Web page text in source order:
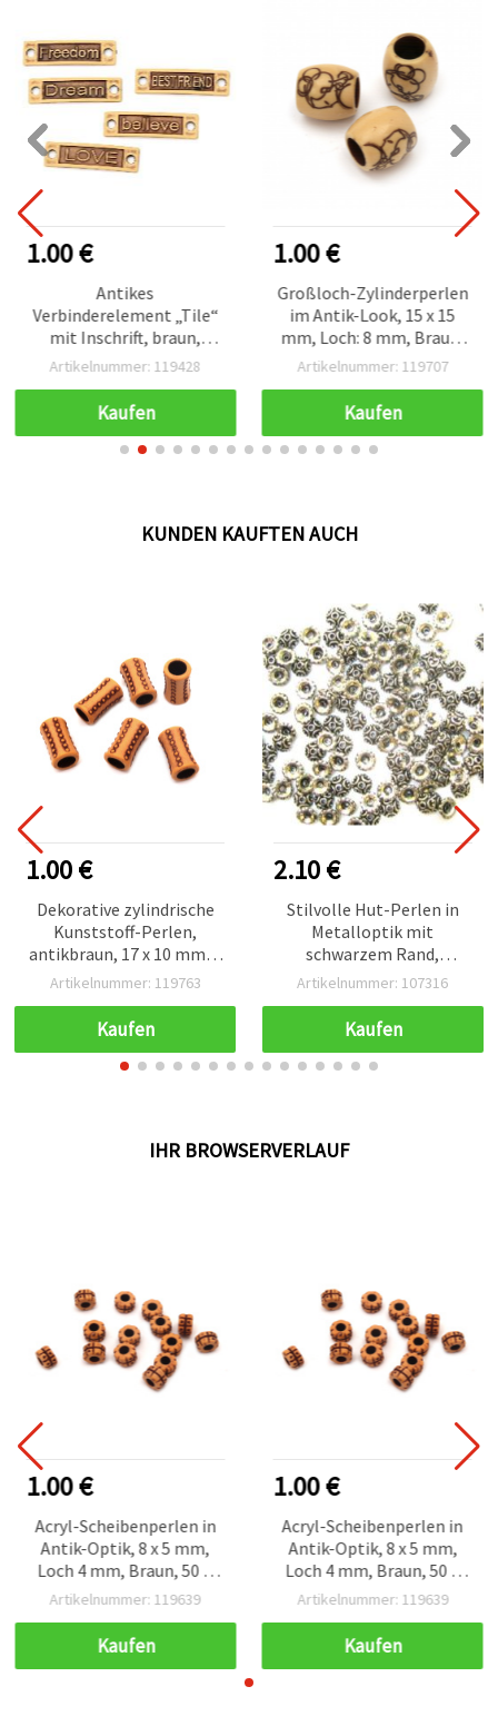
1.00 €
Antikes
Verbinderelement „Tile“
mit Inschrift, braun,
36×10×2 mm, Loch 3 mm
Artikelnummer: 119428
Kaufen
1.00 €
Großloch-Zylinderperlen
im Antik-Look, 15 x 15
mm, Loch: 8 mm, Braun,
50 g (ca. 31 Stk.)
Artikelnummer: 119707
Kaufen
KUNDEN KAUFTEN AUCH
1.00 €
Dekorative zylindrische
Kunststoff-Perlen,
antikbraun, 17 x 10 mm, 6
mm Loch (Großloch), 50 g
Makramee und
Ethno-/Boho-
Dekorationen
Artikelnummer: 119763
Kaufen
2.10 €
Stilvolle Hut-Perlen in
Metalloptik mit
schwarzem Rand,
silberfarben, 7 mm –
elegante DIY-
Schmuckgestaltung &
kreative Bastelideen
Artikelnummer: 107316
Kaufen
IHR BROWSERVERLAUF
1.00 €
Acryl-Scheibenperlen in
Antik-Optik, 8 x 5 mm,
Loch 4 mm, Braun, 50 g
(ca. 150 Stk.) – für Basteln
Artikelnummer: 119639
Kaufen
1.00 €
Acryl-Scheibenperlen in
Antik-Optik, 8 x 5 mm,
Loch 4 mm, Braun, 50 g
(ca. 150 Stk.) – für Basteln
Artikelnummer: 119639
Kaufen